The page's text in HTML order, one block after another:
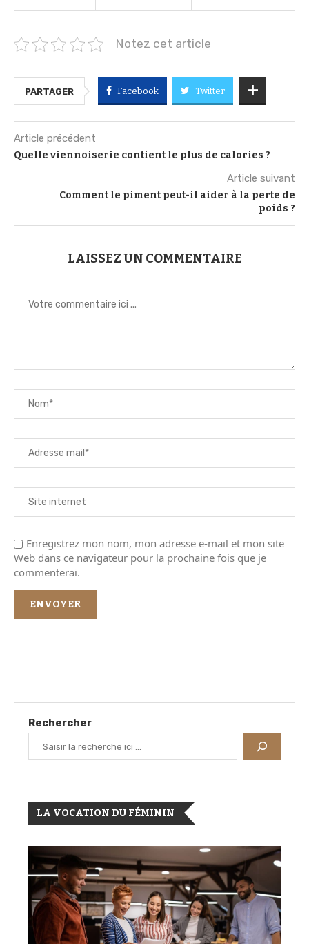
Notez cet article
PARTAGER Facebook Twitter
Article précédent
Quelle viennoiserie contient le plus de calories ?
Article suivant
Comment le piment peut-il aider à la perte de
poids ?
LAISSEZ UN COMMENTAIRE
Enregistrez mon nom, mon adresse e-mail et mon site
Web dans ce navigateur pour la prochaine fois que je
commenterai.
Rechercher
LA VOCATION DU FÉMININ